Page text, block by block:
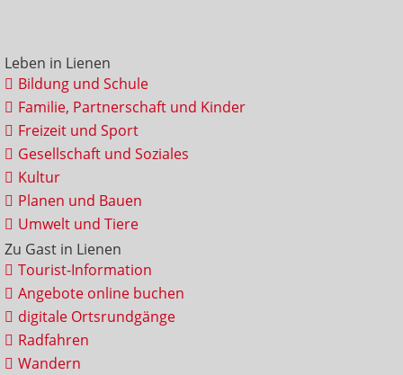
Leben in Lienen
Bildung und Schule
Familie, Partnerschaft und Kinder
Freizeit und Sport
Gesellschaft und Soziales
Kultur
Planen und Bauen
Umwelt und Tiere
Zu Gast in Lienen
Tourist-Information
Angebote online buchen
digitale Ortsrundgänge
Radfahren
Wandern